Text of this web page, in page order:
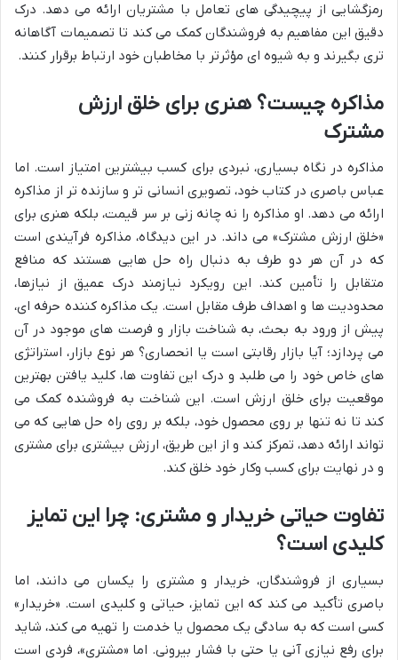
رمزگشایی از پیچیدگی های تعامل با مشتریان ارائه می دهد. درک
دقیق این مفاهیم به فروشندگان کمک می کند تا تصمیمات آگاهانه
تری بگیرند و به شیوه ای مؤثرتر با مخاطبان خود ارتباط برقرار کنند.
مذاکره چیست؟ هنری برای خلق ارزش
مشترک
مذاکره در نگاه بسیاری، نبردی برای کسب بیشترین امتیاز است. اما
عباس باصری در کتاب خود، تصویری انسانی تر و سازنده تر از مذاکره
ارائه می دهد. او مذاکره را نه چانه زنی بر سر قیمت، بلکه هنری برای
«خلق ارزش مشترک» می داند. در این دیدگاه، مذاکره فرآیندی است
که در آن هر دو طرف به دنبال راه حل هایی هستند که منافع
متقابل را تأمین کند. این رویکرد نیازمند درک عمیق از نیازها،
محدودیت ها و اهداف طرف مقابل است. یک مذاکره کننده حرفه ای،
پیش از ورود به بحث، به شناخت بازار و فرصت های موجود در آن
می پردازد؛ آیا بازار رقابتی است یا انحصاری؟ هر نوع بازار، استراتژی
های خاص خود را می طلبد و درک این تفاوت ها، کلید یافتن بهترین
موقعیت برای خلق ارزش است. این شناخت به فروشنده کمک می
کند تا نه تنها بر روی محصول خود، بلکه بر روی راه حل هایی که می
تواند ارائه دهد، تمرکز کند و از این طریق، ارزش بیشتری برای مشتری
و در نهایت برای کسب وکار خود خلق کند.
تفاوت حیاتی خریدار و مشتری: چرا این تمایز
کلیدی است؟
بسیاری از فروشندگان، خریدار و مشتری را یکسان می دانند، اما
باصری تأکید می کند که این تمایز، حیاتی و کلیدی است. «خریدار»
کسی است که به سادگی یک محصول یا خدمت را تهیه می کند، شاید
برای رفع نیازی آنی یا حتی با فشار بیرونی. اما «مشتری»، فردی است